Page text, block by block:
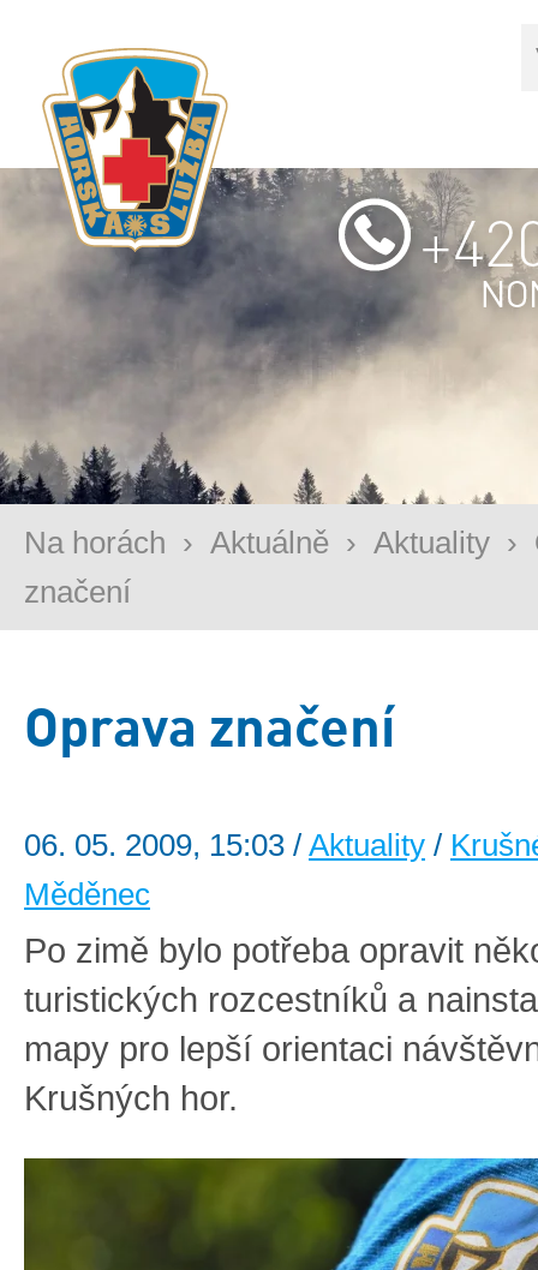
Na horách › Aktuálně › Aktuality ›
značení
Oprava značení
06. 05. 2009, 15:03 / Aktuality /
Měděnec
Po zimě bylo potřeba opravit
turistických rozcestníků a
mapy pro lepší orientaci
Krušných hor.